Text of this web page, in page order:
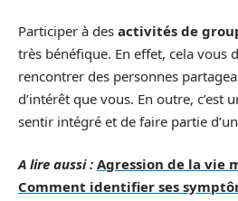
Participer à des activités de
très bénéfique. En effet, cela vous
rencontrer des personnes
d’intérêt que vous. En outre, c’est
sentir intégré et de faire partie
A lire aussi : Agression de la vie
Comment identifier ses